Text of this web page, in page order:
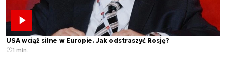
USA wciąż silne w Europie. Jak odstraszyć Rosję?
1 min.